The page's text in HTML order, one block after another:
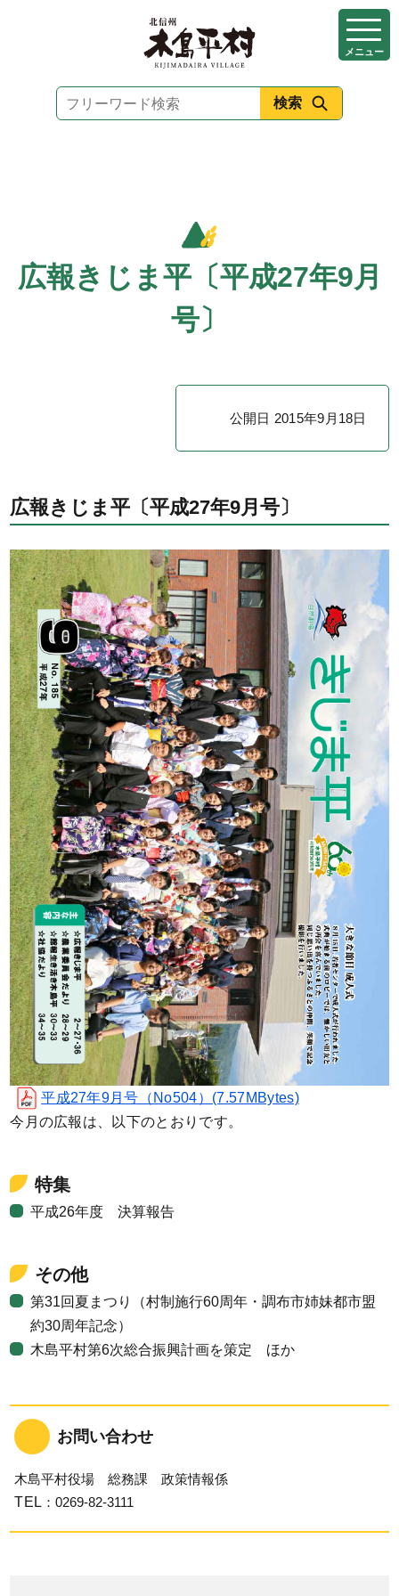
メニュー
広報きじま平〔平成27年9月
号〕
公開日 2015年9月18日
広報きじま平〔平成27年9月号〕
平成27年9月号（No504）(7.57MBytes)
今月の広報は、以下のとおりです。
特集
平成26年度 決算報告
その他
第31回夏まつり（村制施行60周年・調布市姉妹都市盟
約30周年記念）
木島平村第6次総合振興計画を策定 ほか
お問い合わせ
木島平村役場 総務課 政策情報係
TEL ：0269-82-3111